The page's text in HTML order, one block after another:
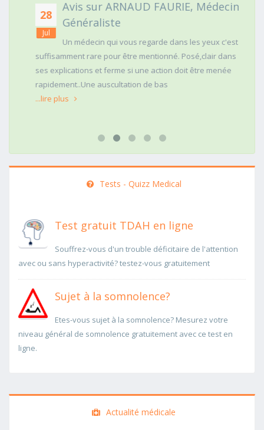
28
Jul
Avis sur ARNAUD FAURIE, Médecin
Généraliste
Un médecin qui vous regarde dans les yeux c'est
suffisamment rare pour être mentionné. Posé,clair dans
ses explications et ferme si une action doit être menée
rapidement..Une auscultation de bas
...lire plus
Tests - Quizz Medical
Test gratuit TDAH en ligne
Souffrez-vous d'un trouble déficitaire de l'attention
avec ou sans hyperactivité? testez-vous gratuitement
Sujet à la somnolence?
Etes-vous sujet à la somnolence? Mesurez votre
niveau général de somnolence gratuitement avec ce test en
ligne.
Actualité médicale